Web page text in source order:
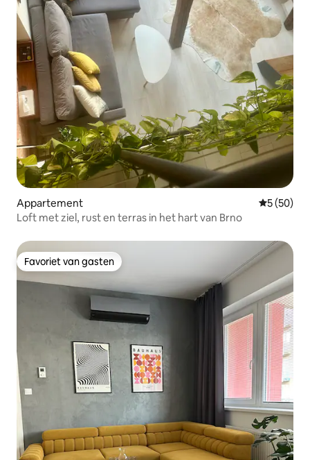
Appartement
5 (50)
Loft met ziel, rust en terras in het hart van Brno
Favoriet van gasten
Favoriet van gasten